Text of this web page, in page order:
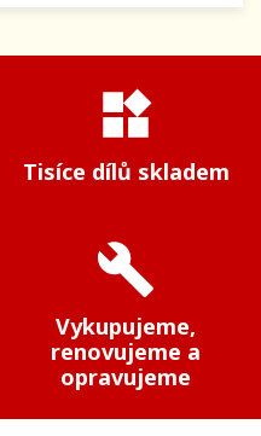
widgets
Tisíce dílů skladem
build
Vykupujeme,
renovujeme a
opravujeme